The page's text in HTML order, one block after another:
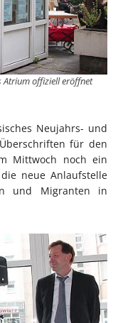
Atrium offiziell eröffnet
Neujahrs- und
für den
Mittwoch noch ein
neue Anlaufstelle
und Migranten in